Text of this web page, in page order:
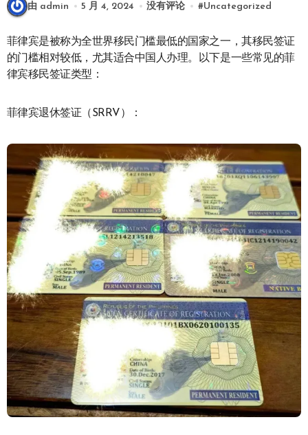
由 admin 5 月 4, 2024 没有评论 #Uncategorized
菲律宾是被称为全世界移民门槛最低的国家之一，其移民签证
的门槛相对较低，尤其适合中国人办理。以下是一些常见的菲
律宾移民签证类型：
菲律宾退休签证（SRRV）：